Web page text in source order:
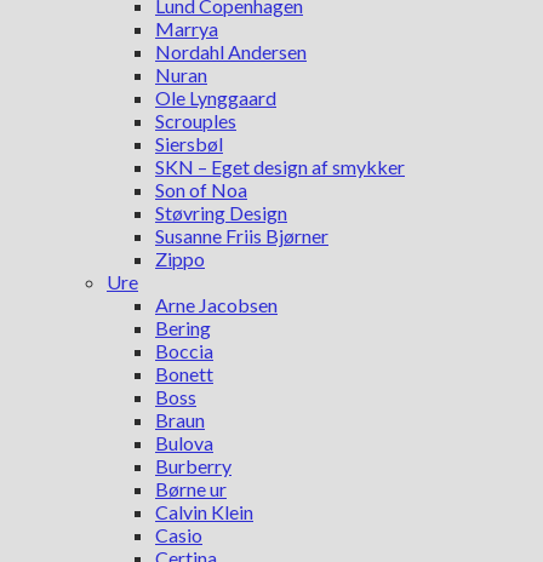
Lund Copenhagen
Marrya
Nordahl Andersen
Nuran
Ole Lynggaard
Scrouples
Siersbøl
SKN – Eget design af smykker
Son of Noa
Støvring Design
Susanne Friis Bjørner
Zippo
Ure
Arne Jacobsen
Bering
Boccia
Bonett
Boss
Braun
Bulova
Burberry
Børne ur
Calvin Klein
Casio
Certina